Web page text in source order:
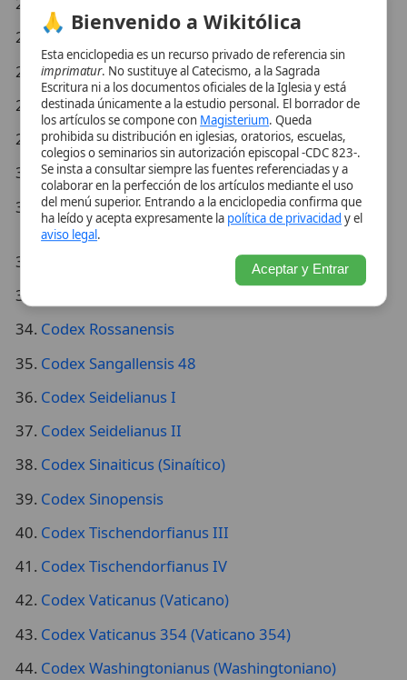
Codex Nitriensis
Codex Petropolitanus Purpureus (Petropolitano
Purpúreo)
Codex Porphyrianus
Codex Regius
Codex Rossanensis
Codex Sangallensis 48
Codex Seidelianus I
Codex Sinaiticus (Sinaítico)
Codex Sinopensis
Codex Tischendorfianus III
Codex Tischendorfianus IV
Codex Vaticanus (Vaticano)
Codex Vaticanus 354 (Vaticano 354)
Codex Washingtonianus (Washingtoniano)
Codex Zacynthius
¿Falta algún término o has detectado un error?
de todos. Te invitamos a colaborar con la
mejorao reportando la ausencia.
prohibida su distribución en iglesias, oratorios, escuelas,
colegios o seminarios sin autorización episcopal -CDC 823-.
Se insta a consultar siempre las fuentes referenciadas y a
colaborar en la perfección de los artículos mediante el uso
del menú superior. Entrando a la enciclopedia confirma que
ha leído y acepta expresamente lapolítica de privacidady el
aviso legal.
Aceptar y Entrar